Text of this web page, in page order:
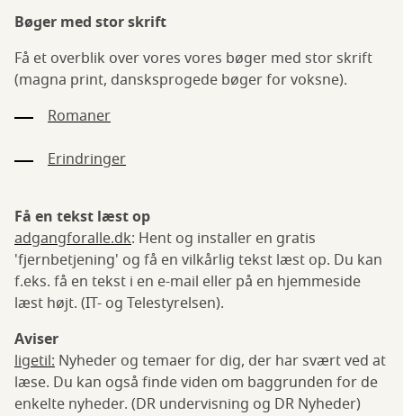
Bøger med stor skrift
Få et overblik over vores vores bøger med stor skrift
(magna print, dansksprogede bøger for voksne).
Romaner
Erindringer
Få en tekst læst op
adgangforalle.dk: Hent og installer en gratis
'fjernbetjening' og få en vilkårlig tekst læst op. Du kan
f.eks. få en tekst i en e-mail eller på en hjemmeside
læst højt. (IT- og Telestyrelsen).
Aviser
ligetil: Nyheder og temaer for dig, der har svært ved at
læse. Du kan også finde viden om baggrunden for de
enkelte nyheder. (DR undervisning og DR Nyheder)